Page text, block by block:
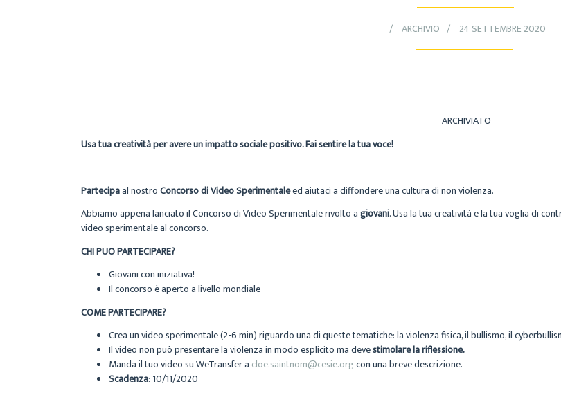
ARCHIVIO 24 SETTEMBRE 2020
ARCHIVIATO
Usa tua creatività per avere un impatto sociale positivo. Fai sentire la tua voce!
Partecipaal nostroConcorso di Video Sperimentaleed aiutaci a diffondere una cultura di non violenza.
Abbiamo appena lanciato il Concorso di Video Sperimentale rivolto agiovani. Usa la tua creatività e la tua voglia di
video sperimentale al concorso.
CHI PUO PARTECIPARE?
Giovani con iniziativa!
Il concorso è aperto a livello mondiale
COME PARTECIPARE?
Crea un video sperimentale (2-6 min) riguardo una di queste tematiche: la violenza fisica, il bullismo, il
Il video non può presentare la violenza in modo esplicito ma devestimolare la riflessione.
Manda il tuo video su WeTransfer a cloe.saintnom@cesie.orgcon una breve descrizione.
Scadenza: 10/11/2020